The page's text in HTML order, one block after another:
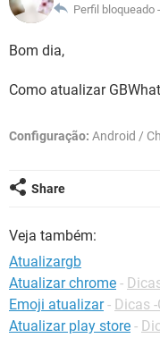
Perfil bloqueado -
Bom dia,
Como atualizar
Configuração: Android /
Share
Veja também:
Atualizargb
Atualizar chrome -
Emoji atualizar - Dicas
Atualizar play store -